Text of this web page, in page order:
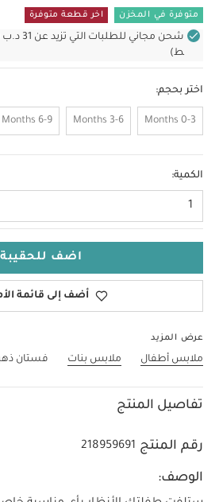
متوفرة في المخزن اخر قطعة متوفرة
شحن
ط)
اختر بحجم:
0-3 Months
3-6 Months
6-9 Months
الكمية:
1
اضف للحقيبة
أضف إلى قائمة
عرض المزيد
ملابس أطفال ملابس بنات فستان
تفاصيل المنتج
رقم المنتج 218959691
الوصف: